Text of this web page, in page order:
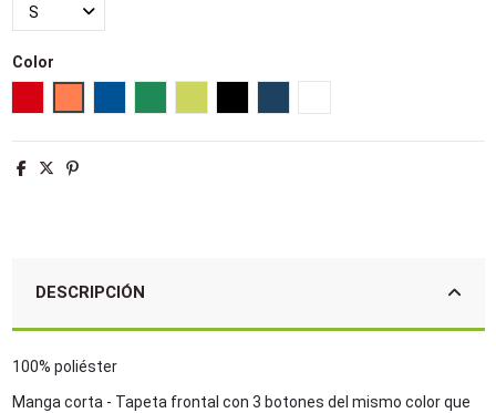
Color
DESCRIPCIÓN
100% poliéster
Manga corta - Tapeta frontal con 3 botones del mismo color que